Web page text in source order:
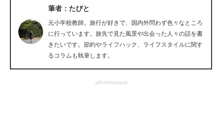
ITエンジニア向け専門サイト
企業向けIT製品の総合サイト
IT製品の技術・比較・事例
筆者：たびと
元小学校教師。旅行が好きで、国内外問わず色々なところ
に行っています。旅先で見た風景や出会った人々の話を書
きたいです。節約やライフハック、ライフスタイルに関す
るコラムも執筆します。
advertisement